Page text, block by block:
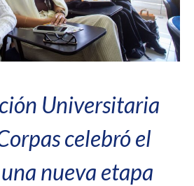
Universitaria
celebró el
nueva etapa